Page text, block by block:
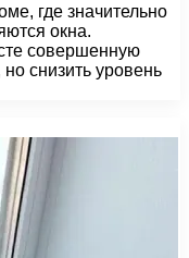
где значительно
окна.
совершенную
снизить уровень